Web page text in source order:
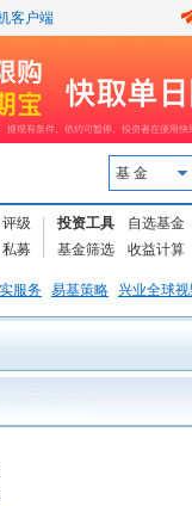
客户端
基 金
评级
私募
投资工具
自选基金
基金筛选
收益计算
服务 易基策略 兴业全球